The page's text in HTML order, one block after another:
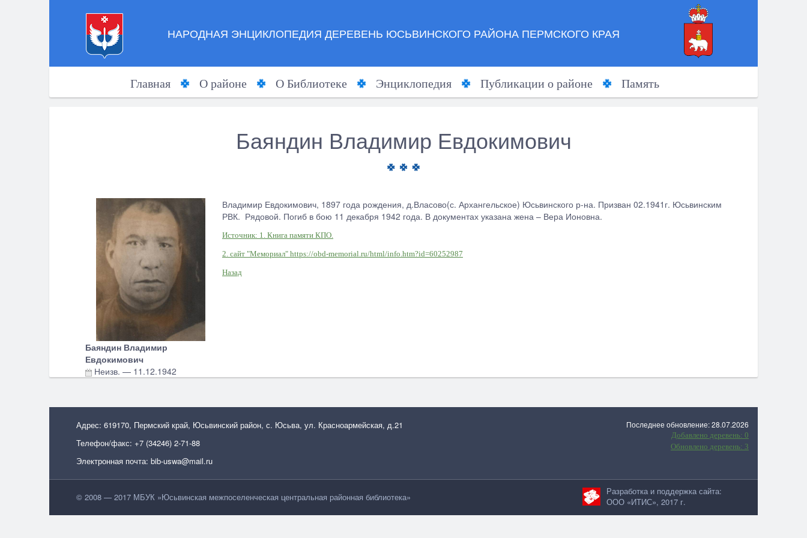
НАРОДНАЯ ЭНЦИКЛОПЕДИЯ ДЕРЕВЕНЬ ЮСЬВИНСКОГО РАЙОНА ПЕРМСКОГО КРАЯ
Главная О районе О Библиотеке Энциклопедия Публикации о районе Память
Баяндин Владимир Евдокимович
Баяндин Владимир
Евдокимович
Неизв. — 11.12.1942
Владимир Евдокимович, 1897 года рождения, д.Власо­во(с. Архангельское) Юсьвинского р-на. Призван 02.1941г. Юсьвинским
РВК. Рядовой. Погиб в бою 11 декабря 1942 года. В документах указана жена – Вера Ионовна.
Источник: 1. Книга памяти КПО.
2. сайт "Мемориал" https://obd-memorial.ru/html/info.htm?id=60252987
Назад
Адрес: 619170, Пермский край, Юсьвинский район, с. Юсьва, ул. Красноармейская, д.21
Телефон/факс: +7 (34246) 2-71-88
Электронная почта: bib-uswa@mail.ru
Последнее обновление: 28.07.2026
Добавлено деревень: 0
Обновлено деревень: 3
© 2008 — 2017 МБУК »Юсьвинская межпоселенческая центральная районная библиотека»
Разработка и поддержка сайта:
ООО «ИТИС», 2017 г.